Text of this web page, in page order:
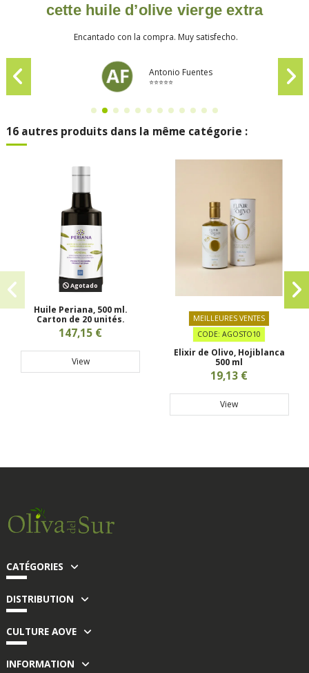
cette huile d’olive vierge extra
Encantado con la compra. Muy satisfecho.
Antonio Fuentes
⭐⭐⭐⭐⭐
16 autres produits dans la même catégorie :
Agotado
Huile Periana, 500 ml.
Carton de 20 unités.
147,15 €
View
MEILLEURES VENTES
CODE: AGOSTO10
Elixir de Olivo, Hojiblanca
500 ml
19,13 €
View
CATÉGORIES
DISTRIBUTION
CULTURE AOVE
INFORMATION